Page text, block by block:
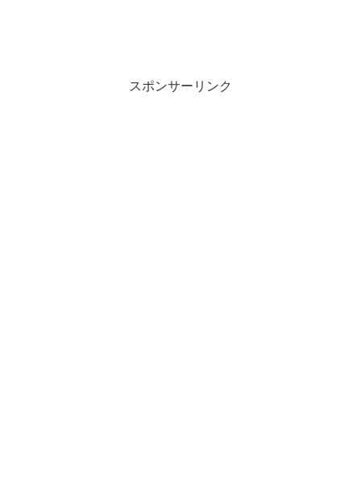
スポンサーリンク